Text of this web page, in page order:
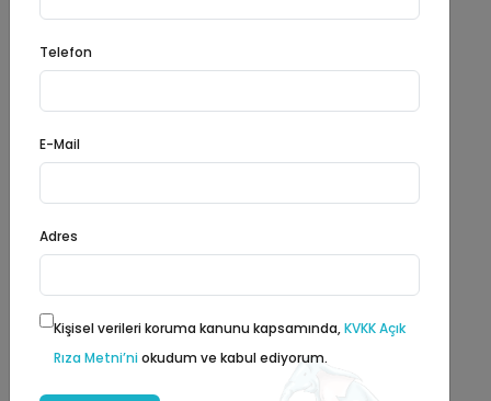
İZMİR - MENEMEN
Telefon
E-Mail
Adres
Kişisel verileri koruma kanunu kapsamında,KVKK Açık
Rıza Metni’niokudum ve kabul ediyorum.